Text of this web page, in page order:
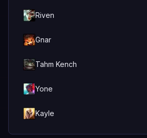
Riven
Gnar
Tahm Kench
Yone
Kayle